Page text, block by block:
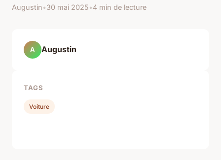
Augustin•30 mai 2025•4 min de lecture
A Augustin
TAGS
Voiture